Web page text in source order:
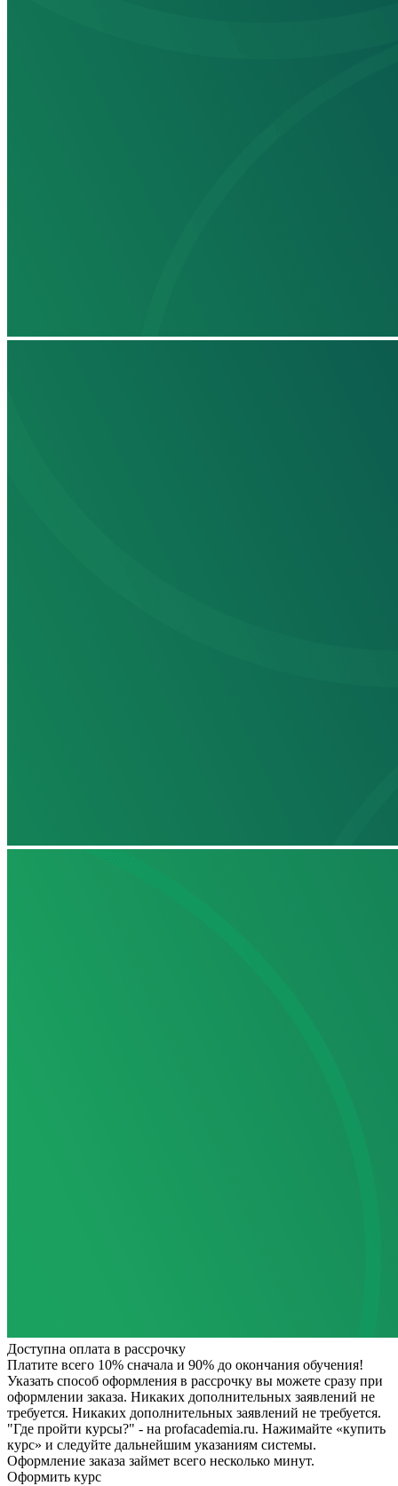
Доступна оплата в рассрочку
Платите всего 10% сначала и 90% до окончания обучения!
Указать способ оформления в рассрочку вы можете сразу при
оформлении заказа. Никаких дополнительных заявлений не
требуется. Никаких дополнительных заявлений не требуется.
"Где пройти курсы?" - на profacademia.ru. Нажимайте «купить
курс» и следуйте дальнейшим указаниям системы.
Оформление заказа займет всего несколько минут.
Оформить курс